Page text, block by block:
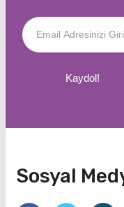
Kaydol!
Sosyal